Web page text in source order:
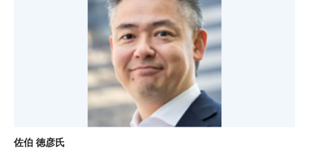
佐伯 徳彦氏